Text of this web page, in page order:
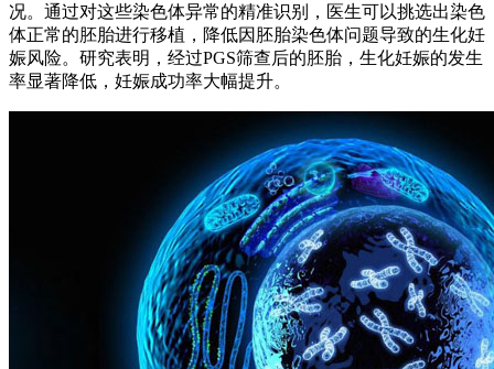
况。通过对这些染色体异常的精准识别，医生可以挑选出染色
体正常的胚胎进行移植，降低因胚胎染色体问题导致的生化妊
娠风险。研究表明，经过PGS筛查后的胚胎，生化妊娠的发生
率显著降低，妊娠成功率大幅提升。